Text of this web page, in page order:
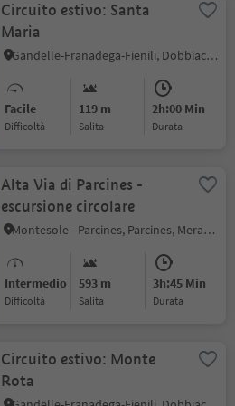
Circuito estivo: Santa
Maria
Gandelle-Franadega-Fienili, Dobbiaco, Regione dolomitica 3 Cime
Facile
Difficoltà
119 m
Salita
2h:00 Min
durata
Alta Via di Parcines -
escursione circolare
Montesole - Parcines, Parcines, Merano e dintorni
Intermedio
Difficoltà
593 m
Salita
3h:45 Min
durata
Circuito estivo: Monte
Rota